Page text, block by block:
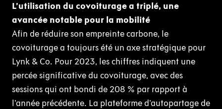
L’utilisation du covoiturage a triplé, une
avancée notable pour la mobilité
Afin de réduire son empreinte carbone, le
covoiturage a toujours été un axe stratégique pour
Lynk & Co. Pour 2023, les chiffres indiquent une
percée significative du covoiturage, avec des
sessions qui ont bondi de 208 % par rapport à
l'année précédente. La plateforme d'autopartage de